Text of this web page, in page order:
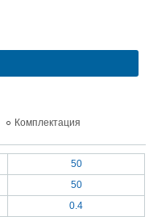
Комплектация
50
50
0.4